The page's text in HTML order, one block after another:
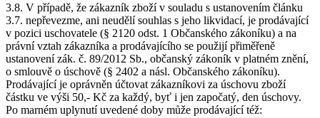
3.8. V případě, že zákazník zboží v souladu s ustanovením článku
3.7. nepřevezme, ani neudělí souhlas s jeho likvidací, je prodávající
v pozici uschovatele (§ 2120 odst. 1 Občanského zákoníku) a na
právní vztah zákazníka a prodávajícího se použijí přiměřeně
ustanovení zák. č. 89/2012 Sb., občanský zákoník v platném znění,
o smlouvě o úschově (§ 2402 a násl. Občanského zákoníku).
Prodávající je oprávněn účtovat zákazníkovi za úschovu zboží
částku ve výši 50,- Kč za každý, byť i jen započatý, den úschovy.
Po marném uplynutí uvedené doby může prodávající též: